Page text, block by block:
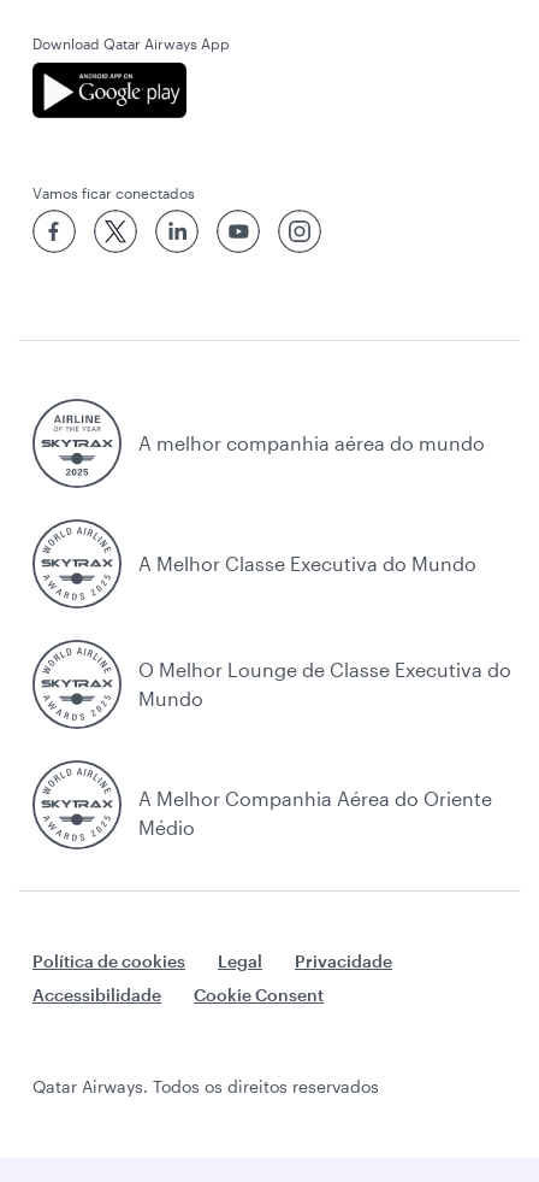
Download Qatar Airways App
Vamos ficar conectados
A melhor companhia aérea do mundo
A Melhor Classe Executiva do Mundo
O Melhor Lounge de Classe Executiva do
Mundo
A Melhor Companhia Aérea do Oriente
Médio
Política de cookies Legal
Privacidade
Accessibilidade
Cookie Consent
Qatar Airways. Todos os direitos reservados